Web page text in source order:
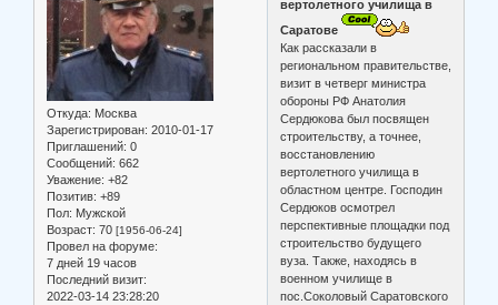
Откуда: Москва
Зарегистрирован: 2010-01-17
Приглашений: 0
Сообщений: 662
Уважение: +82
Позитив: +89
Пол: Мужской
Возраст: 70 [1956-06-24]
Провел на форуме:
7 дней 19 часов
Последний визит:
2022-03-14 23:28:20
вертолетного училища в
Саратове
Как рассказали в
региональном правительстве,
визит в четверг министра
обороны РФ Анатолия
Сердюкова был посвящен
строительству, а точнее,
восстановлению
вертолетного училища в
областном центре. Господин
Сердюков осмотрел
перспективные площадки под
строительство будущего
вуза. Также, находясь в
военном училище в
пос.Соколовый Саратовского